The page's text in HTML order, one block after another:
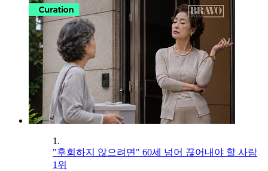
1.
"후회하지 않으려면" 60세 넘어 끊어내야 할 사람
1위